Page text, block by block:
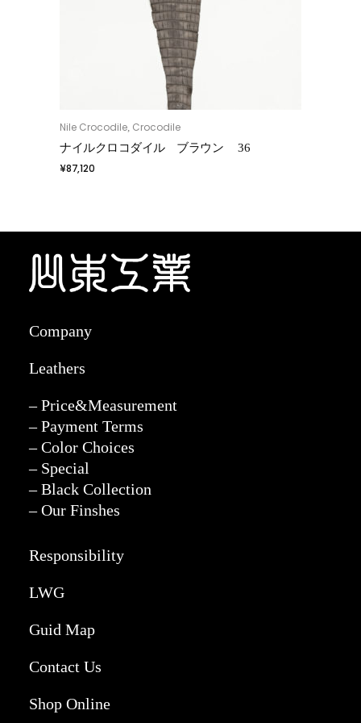
お買い物カゴに追加
Nile Crocodile, Crocodile
ナイルクロコダイル ブラウン 36
¥87,120
Company
Leathers
– Price&Measurement
– Payment Terms
– Color Choices
– Special
– Black Collection
– Our Finshes
Responsibility
LWG
Guid Map
Contact Us
Shop Online